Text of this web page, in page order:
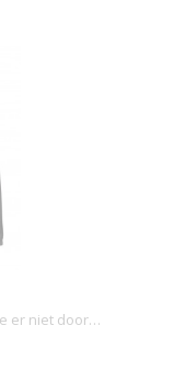
er niet door…